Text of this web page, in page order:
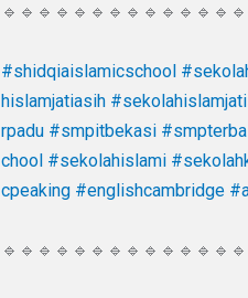
#shidqiaislamicschool
hislamjatiasih
rpadu #smpitbekasi
chool #sekolahislami
cpeaking #englishcambridge